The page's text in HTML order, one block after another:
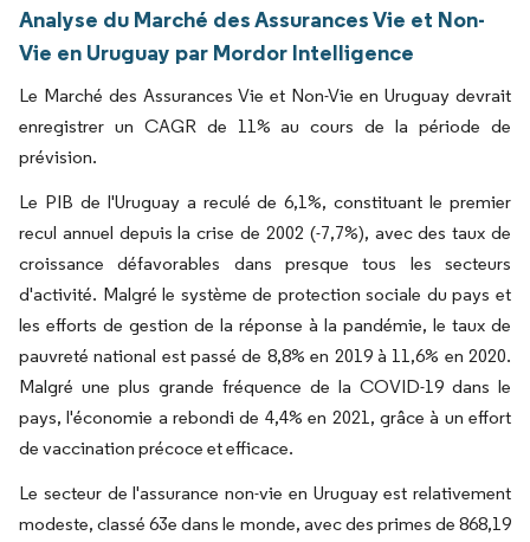
Analyse du Marché des Assurances Vie et Non-
Vie en Uruguay par Mordor Intelligence
Le Marché des Assurances Vie et Non-Vie en Uruguay devrait
enregistrer un CAGR de 11% au cours de la période de
prévision.
Le PIB de l'Uruguay a reculé de 6,1%, constituant le premier
recul annuel depuis la crise de 2002 (-7,7%), avec des taux de
croissance défavorables dans presque tous les secteurs
d'activité. Malgré le système de protection sociale du pays et
les efforts de gestion de la réponse à la pandémie, le taux de
pauvreté national est passé de 8,8% en 2019 à 11,6% en 2020.
Malgré une plus grande fréquence de la COVID-19 dans le
pays, l'économie a rebondi de 4,4% en 2021, grâce à un effort
de vaccination précoce et efficace.
Le secteur de l'assurance non-vie en Uruguay est relativement
modeste, classé 63e dans le monde, avec des primes de 868,19